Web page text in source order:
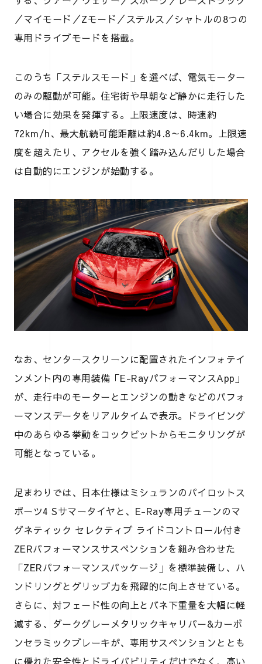
／マイモード／Zモード／ステルス／シャトルの8つの
専用ドライブモードを搭載。
このうち「ステルスモード」を選べば、電気モーター
のみの駆動が可能。住宅街や早朝など静かに走行した
い場合に効果を発揮する。上限速度は、時速約
72km/h、最大航続可能距離は約4.8～6.4km。上限速
度を超えたり、アクセルを強く踏み込んだりした場合
は自動的にエンジンが始動する。
なお、センタースクリーンに配置されたインフォテイ
ンメント内の専用装備「E-RayパフォーマンスApp」
が、走行中のモーターとエンジンの動きなどのパフォ
ーマンスデータをリアルタイムで表示。ドライビング
中のあらゆる挙動をコックピットからモニタリングが
可能となっている。
足まわりでは、日本仕様はミシュランのパイロットス
ポーツ4 Sサマータイヤと、E-Ray専用チューンのマ
グネティック セレクティブ ライドコントロール付き
ZERパフォーマンスサスペンションを組み合わせた
「ZERパフォーマンスパッケージ」を標準装備し、ハ
ンドリングとグリップ力を飛躍的に向上させている。
さらに、対フェード性の向上とバネ下重量を大幅に軽
減する、ダークグレーメタリックキャリパー&カーボ
ンセラミックブレーキが、専用サスペンションととも
に優れた安全性とドライバビリティだけでなく、高い